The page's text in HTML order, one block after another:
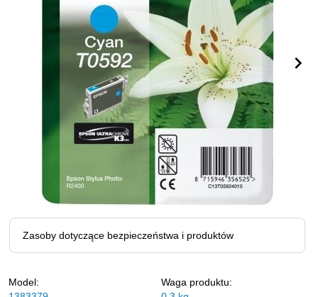
Zasoby dotyczące bezpieczeństwa i produktów
Model:
Waga produktu: